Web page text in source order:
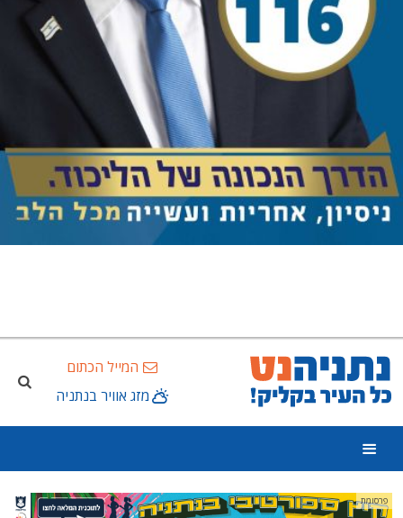
המייל הכתום
מזג אוויר בנתניה
פרסומת